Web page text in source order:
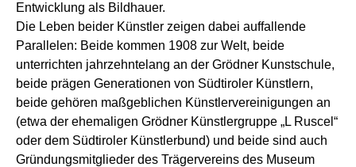
Entwicklung als Bildhauer.
Die Leben beider Künstler zeigen dabei auffallende
Parallelen: Beide kommen 1908 zur Welt, beide
unterrichten jahrzehntelang an der Grödner Kunstschule,
beide prägen Generationen von Südtiroler Künstlern,
beide gehören maßgeblichen Künstlervereinigungen an
(etwa der ehemaligen Grödner Künstlergruppe „L Ruscel“
oder dem Südtiroler Künstlerbund) und beide sind auch
Gründungsmitglieder des Trägervereins des Museum